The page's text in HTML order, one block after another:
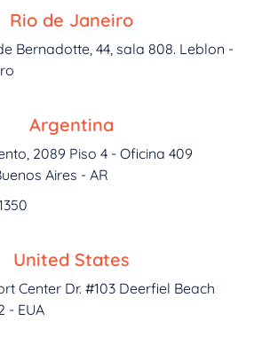
Rio de Janeiro
Bernadotte, 44, sala 808. Leblon -
Argentina
2089 Piso 4 - Oficina 409
Aires - AR
United States
Center Dr. #103 Deerfiel Beach
- EUA